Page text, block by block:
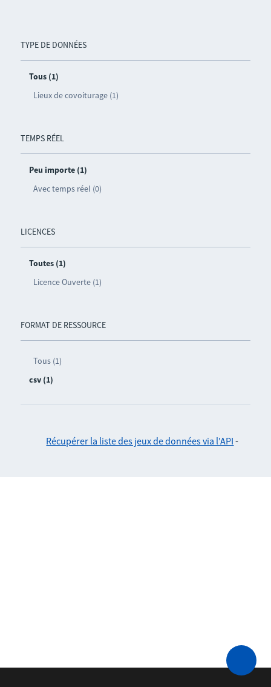
TYPE DE DONNÉES
Tous (1)
Lieux de covoiturage (1)
TEMPS RÉEL
Peu importe (1)
Avec temps réel (0)
LICENCES
Toutes (1)
Licence Ouverte (1)
FORMAT DE RESSOURCE
Tous (1)
csv (1)
Récupérer la liste des jeux de données via l'API -